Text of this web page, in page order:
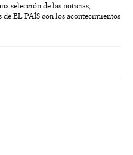
selección de las noticias,
EL PAÍS con los acontecimientos